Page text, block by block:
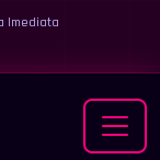
Imediata